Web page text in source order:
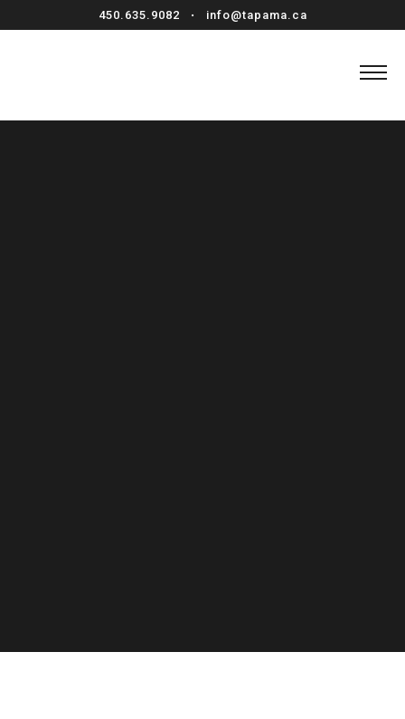
450.635.9082 • info@tapama.ca